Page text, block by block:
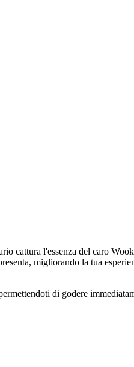
cattura l'essenza del caro
migliorando la tua
di godere